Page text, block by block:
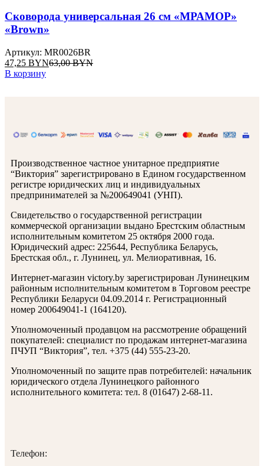
Сковорода универсальная 26 см «МРАМОР»
«Brown»
Артикул: MR0026BR
47,25 BYN63,00BYN
В корзину
Производственное частное унитарное предприятие
“Виктория” зарегистрировано в Едином государственном
регистре юридических лиц и индивидуальных
предпринимателей за №200649041 (УНП).
Свидетельство о государственной регистрации
коммерческой организации выдано Брестским областным
исполнительным комитетом 25 октября 2000 года.
Юридический адрес: 225644, Республика Беларусь,
Брестская обл., г. Лунинец, ул. Мелиоративная, 16.
Интернет-магазин victory.by зарегистрирован Лунинецким
районным исполнительным комитетом в Торговом реестре
Республики Беларуси 04.09.2014 г. Регистрационный
номер 200649041-1 (164120).
Уполномоченный продавцом на рассмотрение обращений
покупателей: специалист по продажам интернет-магазина
ПЧУП “Виктория”, тел. +375 (44) 555-23-20.
Уполномоченный по защите прав потребителей: начальник
юридического отдела Лунинецкого районного
исполнительного комитета: тел. 8 (01647) 2-68-11.
Телефон: